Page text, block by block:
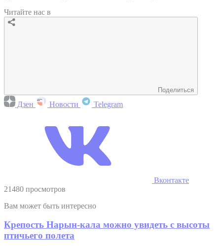
Читайте нас в
Поделиться
Дзен Новости Telegram
Вконтакте
21480 просмотров
Вам может быть интересно
Крепость Нарын-кала можно увидеть с высоты
птичьего полета